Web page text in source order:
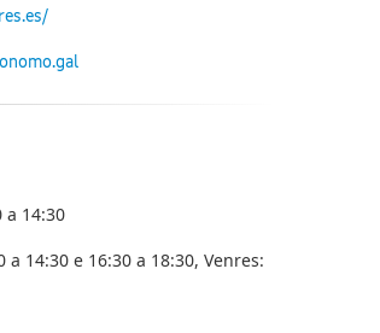
a 14:30
a 14:30 e 16:30 a 18:30, Venres: